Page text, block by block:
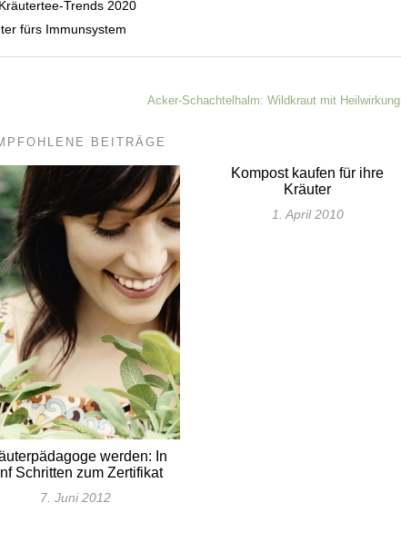
Trends 2020
fürs Immunsystem
Acker-Schachtelhalm: Wildkraut mit Heilwirkung
BEITRÄGE
werden: In
Schritten zum Zertifikat
7. Juni 2012
Kompost kaufen für ihre
Kräuter
1. April 2010